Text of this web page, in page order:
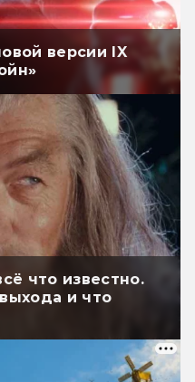
версии IX
что известно.
и что